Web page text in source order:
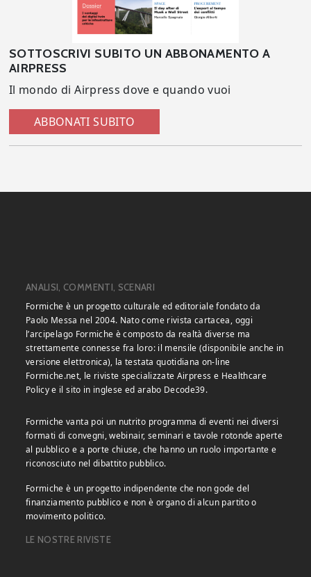
SOTTOSCRIVI SUBITO UN ABBONAMENTO A
AIRPRESS
Il mondo di Airpress dove e quando vuoi
ABBONATI SUBITO
ANALISI, COMMENTI, SCENARI
Formiche è un progetto culturale ed editoriale fondato da
Paolo Messa nel 2004. Nato come rivista cartacea, oggi
l’arcipelago Formiche è composto da realtà diverse ma
strettamente connesse fra loro: il mensile (disponibile anche in
versione elettronica), la testata quotidiana on-line
Formiche.net, le riviste specializzate Airpress e Healthcare
Policy e il sito in inglese ed arabo Decode39.
Formiche vanta poi un nutrito programma di eventi nei diversi
formati di convegni, webinair, seminari e tavole rotonde aperte
al pubblico e a porte chiuse, che hanno un ruolo importante e
riconosciuto nel dibattito pubblico.
Formiche è un progetto indipendente che non gode del
finanziamento pubblico e non è organo di alcun partito o
movimento politico.
LE NOSTRE RIVISTE